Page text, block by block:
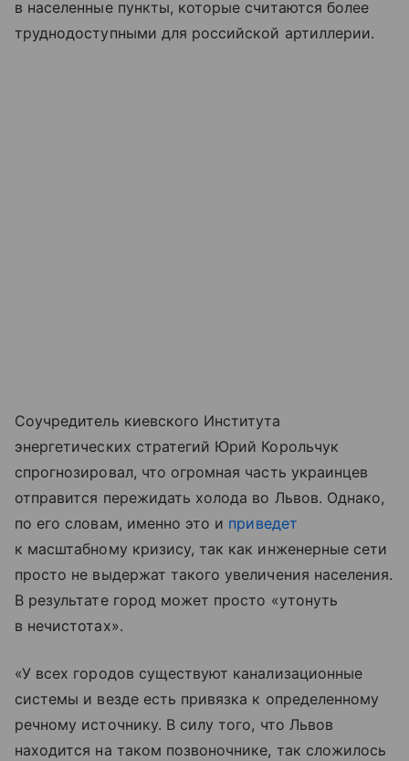
в населенные пункты, которые считаются более
труднодоступными для российской артиллерии.
Соучредитель киевского Института
энергетических стратегий Юрий Корольчук
спрогнозировал, что огромная часть украинцев
отправится пережидать холода во Львов. Однако,
по его словам, именно это и приведет
к масштабному кризису, так как инженерные сети
просто не выдержат такого увеличения населения.
В результате город может просто «утонуть
в нечистотах».
«У всех городов существуют канализационные
системы и везде есть привязка к определенному
речному источнику. В силу того, что Львов
находится на таком позвоночнике, так сложилось